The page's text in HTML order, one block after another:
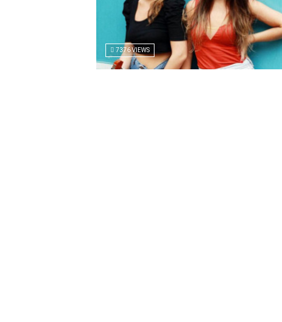
7376 VIEWS